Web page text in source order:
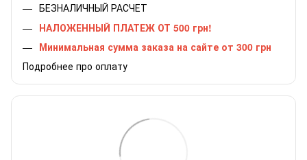
БЕЗНАЛИЧНЫЙ РАСЧЕТ
НАЛОЖЕННЫЙ ПЛАТЕЖ ОТ 500 грн!
Минимальная сумма заказа на сайте от 300 грн
Подробнее про оплату